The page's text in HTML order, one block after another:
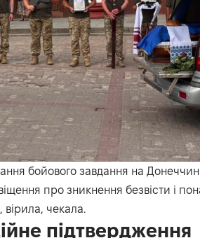
бойового завдання на
про зникнення безвісти і
вірила, чекала.
підтвердження